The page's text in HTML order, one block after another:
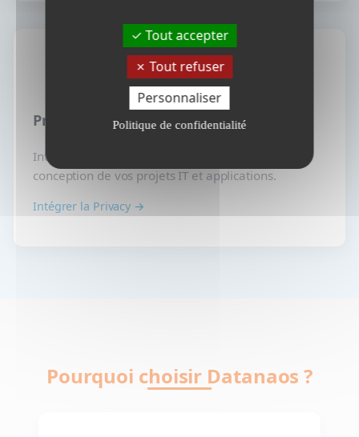
Privacy by Design
Intégration de la protection des données dès la
conception de vos projets IT et applications.
Intégrer la Privacy →
Pourquoi choisir Datanaos ?
Tout accepter
Tout refuser
Personnaliser
Politique de confidentialité